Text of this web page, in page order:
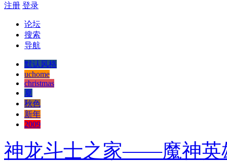
注册 登录
论坛
搜索
导航
默认风格
uchome
christmas
夏
秋色
新年
2009
神龙斗士之家——魔神英